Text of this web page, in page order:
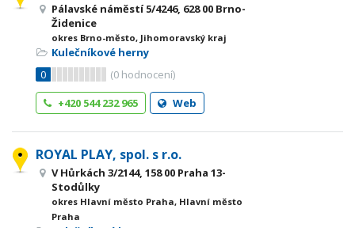
Pálavské náměstí 5/4246, 628 00 Brno-
Židenice
okres Brno-město, Jihomoravský kraj
Kulečníkové herny
0
(0 hodnocení)
+420 544 232 965
Web
ROYAL PLAY, spol. s r.o.
V Hůrkách 3/2144, 158 00 Praha 13-
Stodůlky
okres Hlavní město Praha, Hlavní město
Praha